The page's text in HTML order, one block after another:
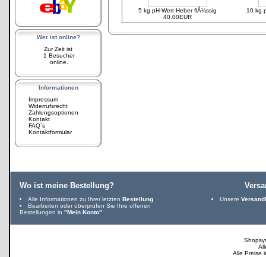
Wer ist online?
Zur Zeit ist
1 Besucher
online.
Informationen
Impressum
Widerrufsrecht
Zahlungsoptionen
Kontakt
FAQ´s
Kontaktformular
5 kg pH-Wert Heber flÃ¼ssig
40.00EUR
10 kg
Wo ist meine Bestellung?
Alle Informationen zu Ihrer letzten Bestellung
Bearbeiten oder überprüfen Sie Ihre offenen
Bestellungen in "Mein Konto"
Unsere
Alle Preise